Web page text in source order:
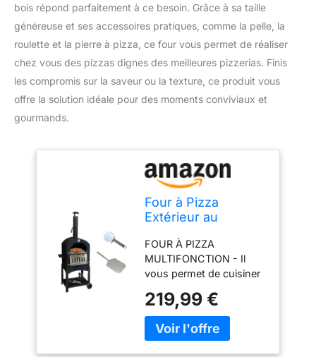
bois répond parfaitement à ce besoin. Grâce à sa taille
généreuse et ses accessoires pratiques, comme la pelle, la
roulette et la pierre à pizza, ce four vous permet de réaliser
chez vous des pizzas dignes des meilleures pizzerias. Finis
les compromis sur la saveur ou la texture, ce produit vous
offre la solution idéale pour des moments conviviaux et
gourmands.
Four à Pizza
Extérieur au
avec Pelle, Roulette
et Pierre à Pizza,
Four de Jardin
156cm x 64cm x
43cm
FOUR À PIZZA
MULTIFONCTION - Il
vous permet de cuisiner
traditionnel, mais aussi
de faire des barbecues,
de fumer et de griller
219,99 €